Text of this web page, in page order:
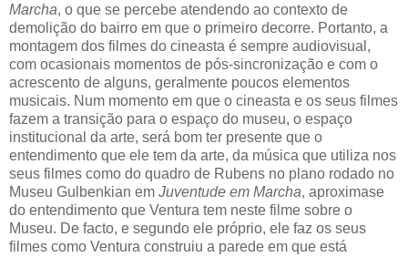
Marcha, o que se percebe atendendo ao contexto de
demolição do bairro em que o primeiro decorre. Portanto, a
montagem dos filmes do cineasta é sempre audiovisual,
com ocasionais momentos de pós-sincronização e com o
acrescento de alguns, geralmente poucos elementos
musicais. Num momento em que o cineasta e os seus filmes
fazem a transição para o espaço do museu, o espaço
institucional da arte, será bom ter presente que o
entendimento que ele tem da arte, da música que utiliza nos
seus filmes como do quadro de Rubens no plano rodado no
Museu Gulbenkian em Juventude em Marcha, aproximase
do entendimento que Ventura tem neste filme sobre o
Museu. De facto, e segundo ele próprio, ele faz os seus
filmes como Ventura construiu a parede em que está